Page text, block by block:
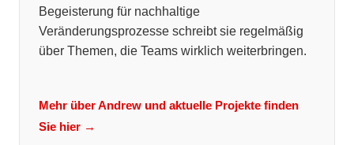
Begeisterung für nachhaltige
Veränderungsprozesse schreibt sie regelmäßig
über Themen, die Teams wirklich weiterbringen.
Mehr über Andrew und aktuelle Projekte finden
Sie hier →